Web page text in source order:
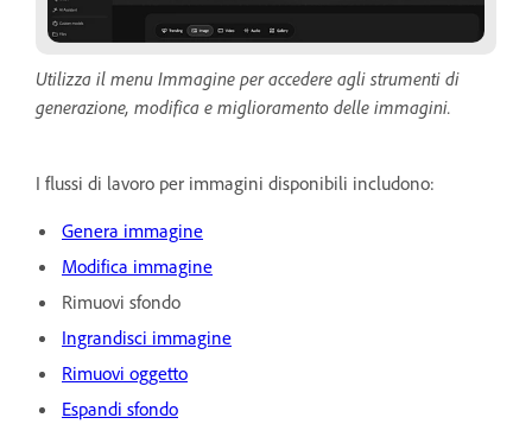
Utilizza il menu Immagine per accedere agli strumenti di
generazione, modifica e miglioramento delle immagini.
I flussi di lavoro per immagini disponibili includono:
Genera immagine
Modifica immagine
Rimuovi sfondo
Ingrandisci immagine
Rimuovi oggetto
Espandi sfondo